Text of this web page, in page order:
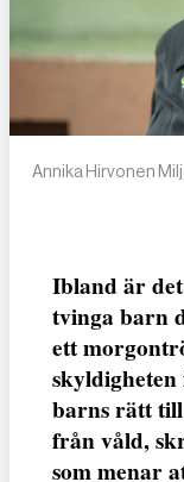
Annika Hirvonen
Ibland är
tvinga barn
ett
barns rätt
från våld,
som menar